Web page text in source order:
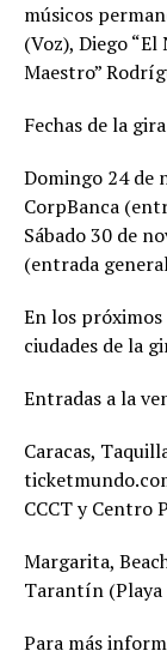
músicos
(Voz), Diego “El
Maestro”
Fechas de la
Domingo 24 de
CorpBanca
Sábado 30 de
(entrada
En los próximos
ciudades de la
Entradas a la
Caracas,
CCCT y Centro
Margarita,
Tarantín (Playa
Para más